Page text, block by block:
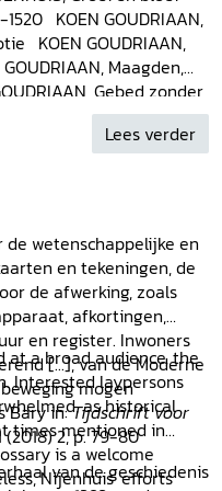
KOEN GOUDRIAAN,
KOEN GOUDRIAAN,
Maagden,
Gebed zonder
aarde KOEN
JOOST COX, In de
Sint-Ursulaklooster, ca.
GOUDRIAAN, De
na 1572
,Schop, kaart en pen:
Bijlagen
Afkortingen
Over de auteurs
Lees verder
wetenschappelijke en
en tekeningen, de
de afwerking, zoals
afkortingen,
en register. Inwoners
[...], van de Moderne
mogen
Bary in:Tijdschrift voor
(2018) 2, p. 79-80
at a broad audience, the
Interested laypersons
as historical
times mentioned in
is a welcome
Nijenhuis' efforts
van de geschiedenis